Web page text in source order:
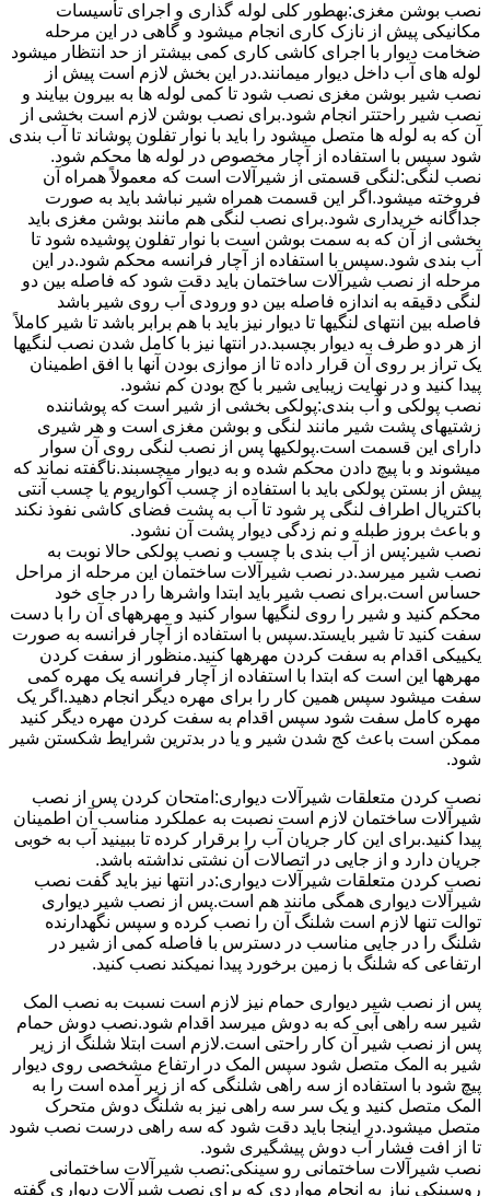
نصب بوشن مغزی:بهطور کلی لوله گذاری و اجرای تأسیسات
مکانیکی پیش از نازک کاری انجام میشود و گاهی در این مرحله
ضخامت دیوار با اجرای کاشی کاری کمی بیشتر از حد انتظار میشود
لوله های آب داخل دیوار میمانند.در این بخش لازم است پیش از
نصب شیر بوشن مغزی نصب شود تا کمی لوله ها به بیرون بیایند و
نصب شیر راحتتر انجام شود.برای نصب بوشن لازم است بخشی از
آن که به لوله ها متصل میشود را باید با نوار تفلون پوشاند تا آب بندی
شود سپس با استفاده از آچار مخصوص در لوله ها محکم شود.
نصب لنگی:لنگی قسمتی از شیرآلات است که معمولاً همراه آن
فروخته میشود.اگر این قسمت همراه شیر نباشد باید به صورت
جداگانه خریداری شود.برای نصب لنگی هم مانند بوشن مغزی باید
بخشی از آن که به سمت بوشن است با نوار تفلون پوشیده شود تا
آب بندی شود.سپس با استفاده از آچار فرانسه محکم شود.در این
مرحله از نصب شیرآلات ساختمان باید دقت شود که فاصله بین دو
لنگی دقیقه به اندازه فاصله بین دو ورودی آب روی شیر باشد
فاصله بین انتهای لنگیها تا دیوار نیز باید با هم برابر باشد تا شیر کاملاً
از هر دو طرف به دیوار بچسبد.در انتها نیز با کامل شدن نصب لنگیها
یک تراز بر روی آن قرار داده تا از موازی بودن آنها با افق اطمینان
پیدا کنید و در نهایت زیبایی شیر با کج بودن کم نشود.
نصب پولکی و آب بندی:پولکی بخشی از شیر است که پوشاننده
زشتیهای پشت شیر مانند لنگی و بوشن مغزی است و هر شیری
دارای این قسمت است.پولکیها پس از نصب لنگی روی آن سوار
میشوند و با پیچ دادن محکم شده و به دیوار میچسبند.ناگفته نماند که
پیش از بستن پولکی باید با استفاده از چسب آکواریوم یا چسب آنتی
باکتریال اطراف لنگی پر شود تا آب به پشت فضای کاشی نفوذ نکند
و باعث بروز طبله و نم زدگی دیوار پشت آن نشود.
نصب شیر:پس از آب بندی با چسب و نصب پولکی حالا نوبت به
نصب شیر میرسد.در نصب شیرآلات ساختمان این مرحله از مراحل
حساس است.برای نصب شیر باید ابتدا واشرها را در جای خود
محکم کنید و شیر را روی لنگیها سوار کنید و مهرههای آن را با دست
سفت کنید تا شیر بایستد.سپس با استفاده از آچار فرانسه به صورت
یکییکی اقدام به سفت کردن مهرهها کنید.منظور از سفت کردن
مهرهها این است که ابتدا با استفاده از آچار فرانسه یک مهره کمی
سفت میشود سپس همین کار را برای مهره دیگر انجام دهید.اگر یک
مهره کامل سفت شود سپس اقدام به سفت کردن مهره دیگر کنید
ممکن است باعث کج شدن شیر و یا در بدترین شرایط شکستن شیر
شود.
نصب کردن متعلقات شیرآلات دیواری:امتحان کردن پس از نصب
شیرآلات ساختمان لازم است نصبت به عملکرد مناسب آن اطمینان
پیدا کنید.برای این کار جریان آب را برقرار کرده تا ببینید آب به خوبی
جریان دارد و از جایی در اتصالات آن نشتی نداشته باشد.
نصب کردن متعلقات شیرآلات دیواری:در انتها نیز باید گفت نصب
شیرآلات دیواری همگی مانند هم است.پس از نصب شیر دیواری
توالت تنها لازم است شلنگ آن را نصب کرده و سپس نگهدارنده
شلنگ را در جایی مناسب در دسترس با فاصله کمی از شیر در
ارتفاعی که شلنگ با زمین برخورد پیدا نمیکند نصب کنید.
پس از نصب شیر دیواری حمام نیز لازم است نسبت به نصب المک
شیر سه راهی آبی که به دوش میرسد اقدام شود.نصب دوش حمام
پس از نصب شیر آن کار راحتی است.لازم است ابتلا شلنگ از زیر
شیر به المک متصل شود سپس المک در ارتفاع مشخصی روی دیوار
پیچ شود با استفاده از سه راهی شلنگی که از زیر آمده است را به
المک متصل کنید و یک سر سه راهی نیز به شلنگ دوش متحرک
متصل میشود.در اینجا باید دقت شود که سه راهی درست نصب شود
تا از افت فشار آب دوش پیشگیری شود.
نصب شیرآلات ساختمانی رو سینکی:نصب شیرآلات ساختمانی
روسینکی نیاز به انجام مواردی که برای نصب شیرآلات دیواری گفته